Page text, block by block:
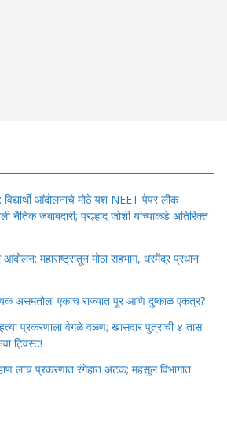
: विद्यार्थी आंदोलनाचे मोठे यश NEET पेपर लीक
नैतिक जबाबदारी; प्रल्हाद जोशी यांच्याकडे अतिरिक्त
महाराष्ट्रातून मोठा सहभाग, धरमेंद्र प्रधान
असमतोल! एकाच राज्यात पूर आणि दुष्काळ एकत्र?
प्रकरणाला वेगळे वळण; खासदार पुत्राची ४ तास
ट्विस्ट!
लाच प्रकरणात रंगेहात अटक; महसूल विभागात